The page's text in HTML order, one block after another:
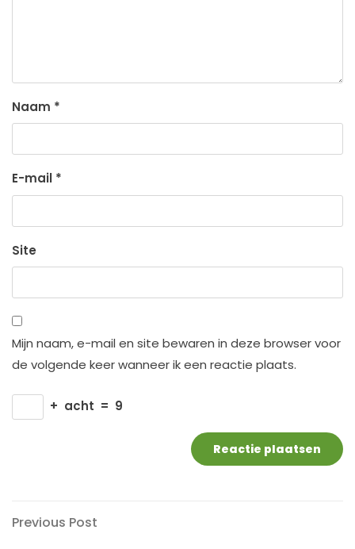
Naam *
E-mail *
Site
Mijn naam, e-mail en site bewaren in deze browser voor
de volgende keer wanneer ik een reactie plaats.
+ acht = 9
Berichtnavigatie
Previous
Previous Post